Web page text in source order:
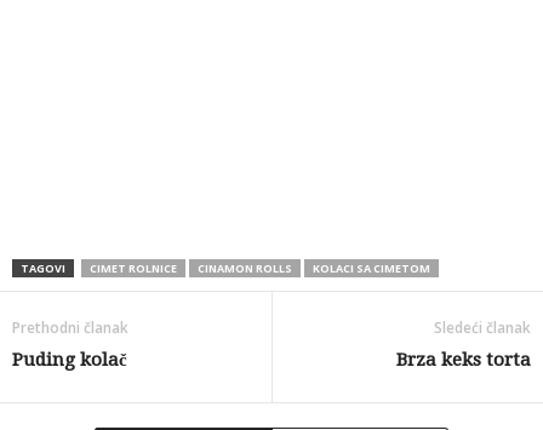
TAGOVI CIMET ROLNICE CINAMON ROLLS KOLACI SA CIMETOM
Prethodni članak
Puding kolač
Sledeći članak
Brza keks torta